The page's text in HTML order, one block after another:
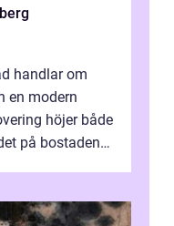
handlar om
en modern
höjer både
på bostaden.